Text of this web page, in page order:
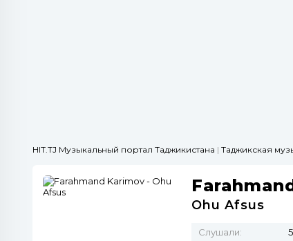
HIT.TJ Музыкальный портал Таджикистана | Таджикская
Ohu Afsus
Слушали: